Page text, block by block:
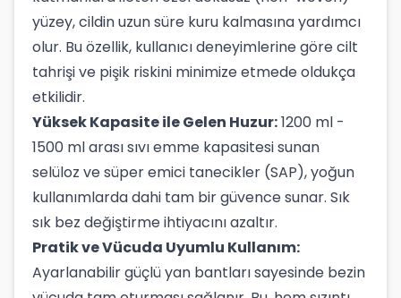
yüzey, cildin uzun süre kuru kalmasına yardımcı
olur. Bu özellik, kullanıcı deneyimlerine göre cilt
tahrişi ve pişik riskini minimize etmede oldukça
etkilidir.
Yüksek Kapasite ile Gelen Huzur:1200 ml -
1500 ml arası sıvı emme kapasitesi sunan
selüloz ve süper emici tanecikler (SAP), yoğun
kullanımlarda dahi tam bir güvence sunar. Sık
sık bez değiştirme ihtiyacını azaltır.
Pratik ve Vücuda Uyumlu Kullanım:
Ayarlanabilir güçlü yan bantları sayesinde bezin